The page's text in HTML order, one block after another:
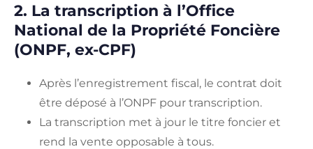
2. La transcription à l’Office
National de la Propriété Foncière
(ONPF, ex-CPF)
Après l’enregistrement fiscal, le contrat doit
être déposé à l’ONPF pour transcription.
La transcription met à jour le titre foncier et
rend la vente opposable à tous.